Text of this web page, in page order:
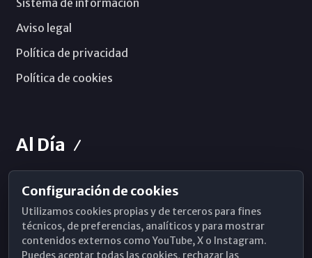
Sistema de información
Aviso legal
Política de privacidad
Política de cookies
Al Día
Horarios de Misa
Hemeroteca
WhatsApp
Configuración de cookies
Utilizamos cookies propias y de terceros para fines
técnicos, de preferencias, analíticos y para mostrar
contenidos externos como YouTube, X o Instagram.
Puedes aceptar todas las cookies, rechazar las